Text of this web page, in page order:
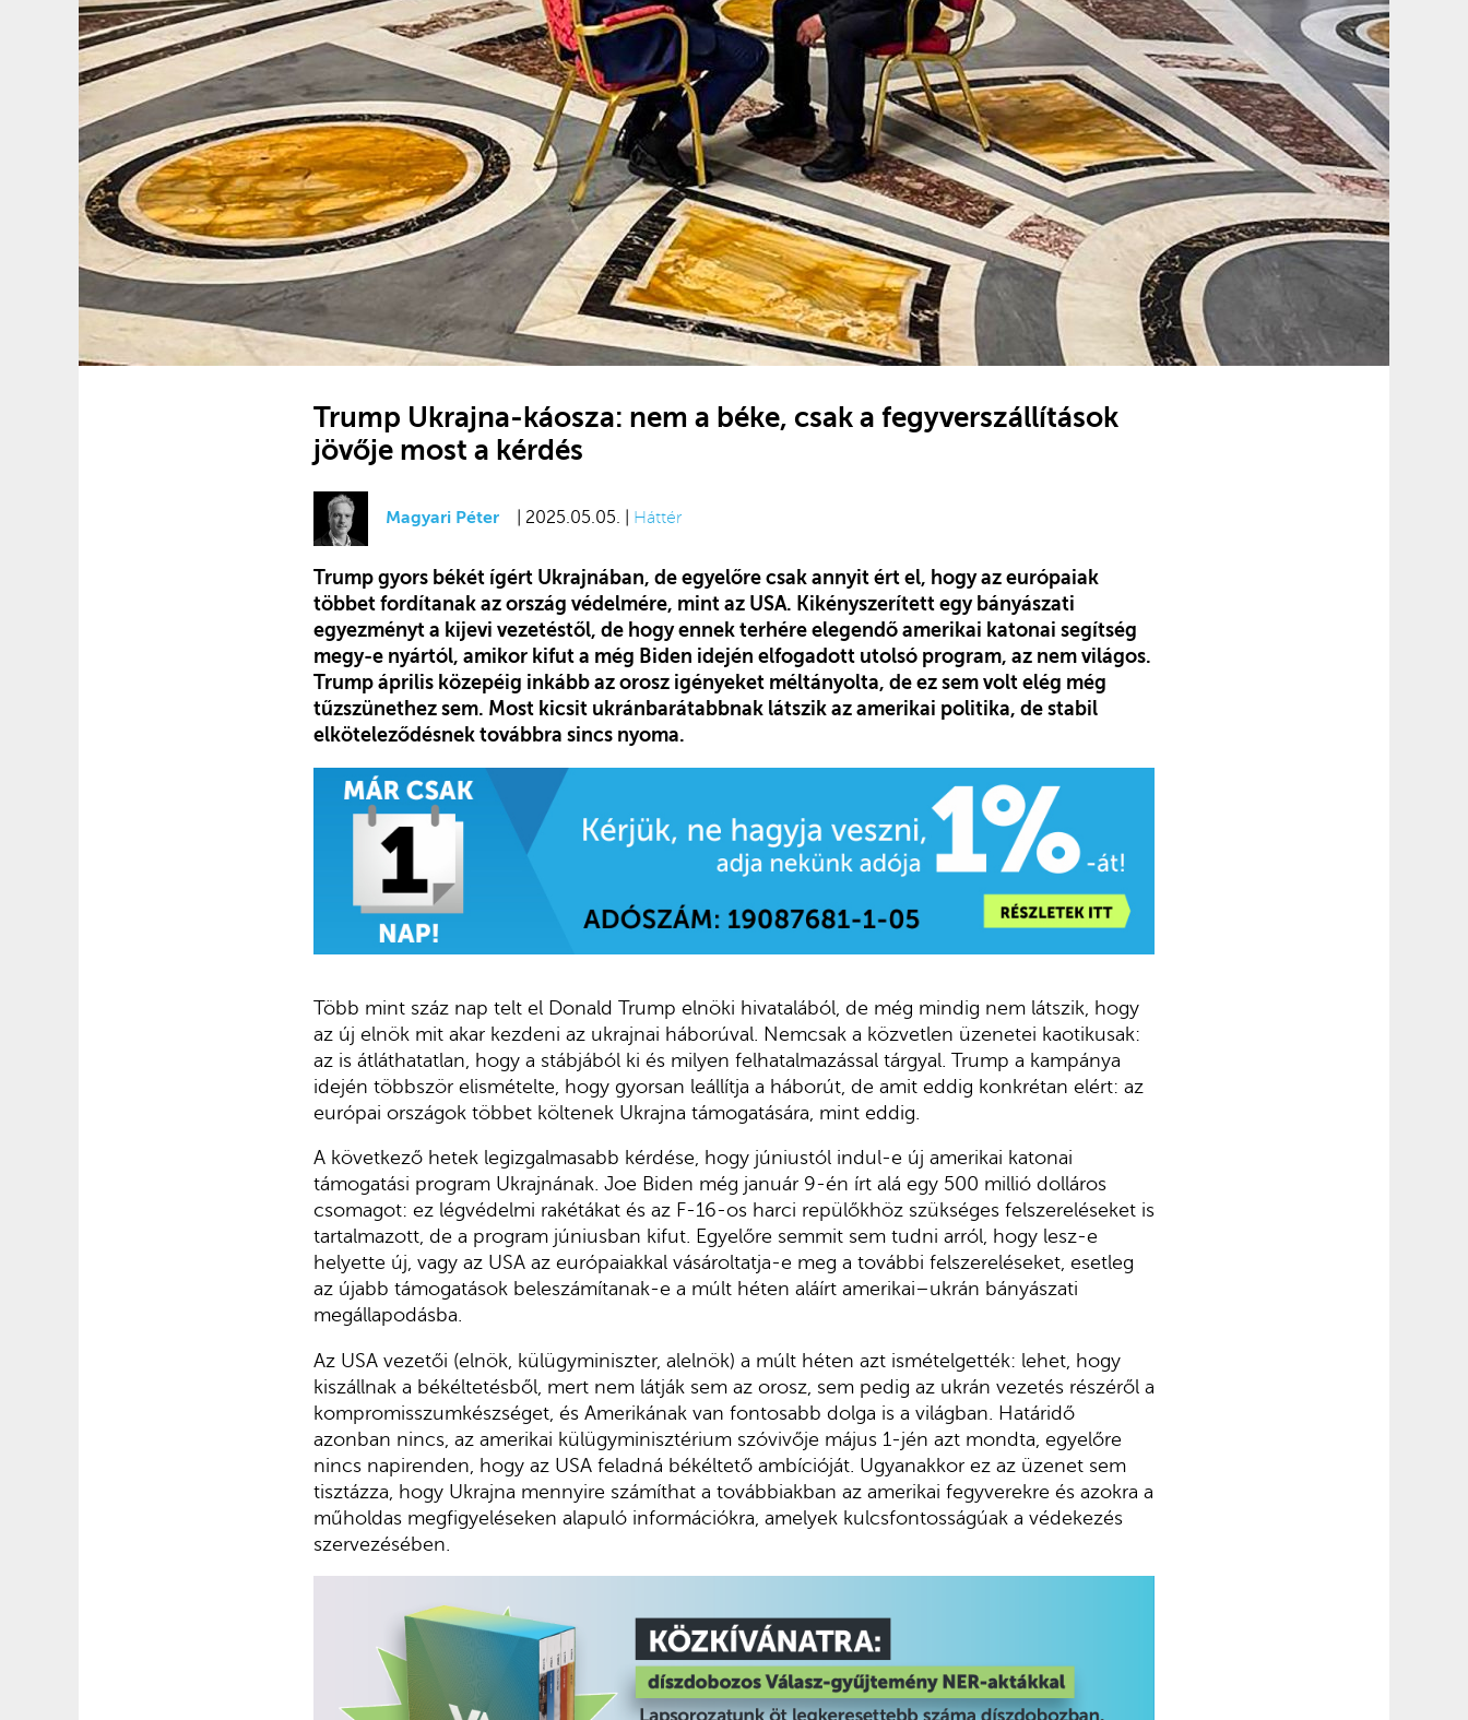
Trump Ukrajna-káosza: nem a béke, csak a fegyverszállítások
jövője most a kérdés
Magyari Péter | 2025.05.05. | Háttér
Trump gyors békét ígért Ukrajnában, de egyelőre csak annyit ért el, hogy az európaiak
többet fordítanak az ország védelmére, mint az USA. Kikényszerített egy bányászati
egyezményt a kijevi vezetéstől, de hogy ennek terhére elegendő amerikai katonai segítség
megy-e nyártól, amikor kifut a még Biden idején elfogadott utolsó program, az nem világos.
Trump április közepéig inkább az orosz igényeket méltányolta, de ez sem volt elég még
tűzszünethez sem. Most kicsit ukránbarátabbnak látszik az amerikai politika, de stabil
elköteleződésnek továbbra sincs nyoma.
Több mint száz nap telt el Donald Trump elnöki hivatalából, de még mindig nem látszik, hogy
az új elnök mit akar kezdeni az ukrajnai háborúval. Nemcsak a közvetlen üzenetei kaotikusak:
az is átláthatatlan, hogy a stábjából ki és milyen felhatalmazással tárgyal. Trump a kampánya
idején többször elismételte, hogy gyorsan leállítja a háborút, de amit eddig konkrétan elért: az
európai országok többet költenek Ukrajna támogatására, mint eddig.
A következő hetek legizgalmasabb kérdése, hogy júniustól indul-e új amerikai katonai
támogatási program Ukrajnának. Joe Biden még január 9-én írt alá egy 500 millió dolláros
csomagot: ez légvédelmi rakétákat és az F-16-os harci repülőkhöz szükséges felszereléseket is
tartalmazott, de a program júniusban kifut. Egyelőre semmit sem tudni arról, hogy lesz-e
helyette új, vagy az USA az európaiakkal vásároltatja-e meg a további felszereléseket, esetleg
az újabb támogatások beleszámítanak-e a múlt héten aláírt amerikai–ukrán bányászati
megállapodásba.
Az USA vezetői (elnök, külügyminiszter, alelnök) a múlt héten azt ismételgették: lehet, hogy
kiszállnak a békéltetésből, mert nem látják sem az orosz, sem pedig az ukrán vezetés részéről a
kompromisszumkészséget, és Amerikának van fontosabb dolga is a világban. Határidő
azonban nincs, az amerikai külügyminisztérium szóvivője május 1-jén azt mondta, egyelőre
nincs napirenden, hogy az USA feladná békéltető ambícióját. Ugyanakkor ez az üzenet sem
tisztázza, hogy Ukrajna mennyire számíthat a továbbiakban az amerikai fegyverekre és azokra a
műholdas megfigyeléseken alapuló információkra, amelyek kulcsfontosságúak a védekezés
szervezésében.